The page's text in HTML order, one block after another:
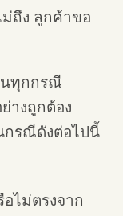
ถึง ลูกค้าขอ
นทุกกรณี
างถูกต้อง
กรณีดังต่อไปนี้
ไม่ตรงจาก